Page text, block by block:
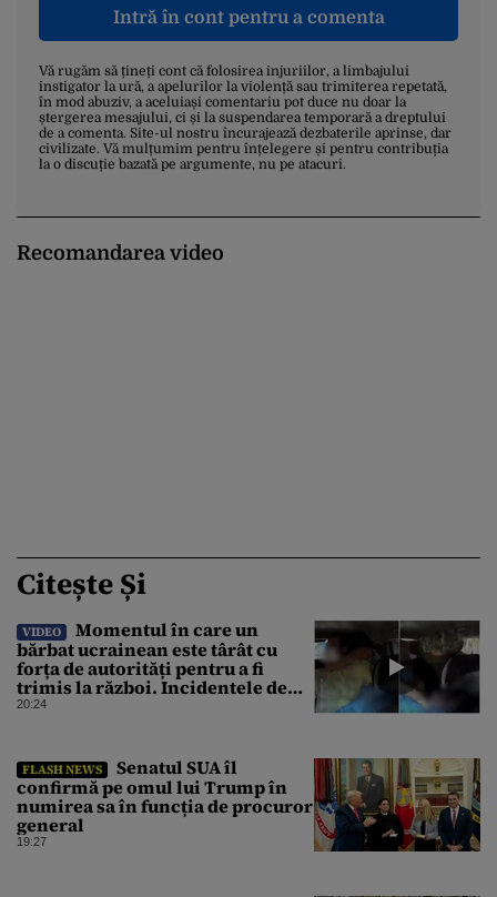
Intră în cont pentru a comenta
Vă rugăm să țineți cont că folosirea injuriilor, a limbajului
instigator la ură, a apelurilor la violență sau trimiterea repetată,
în mod abuziv, a aceluiași comentariu pot duce nu doar la
ștergerea mesajului, ci și la suspendarea temporară a dreptului
de a comenta. Site-ul nostru încurajează dezbaterile aprinse, dar
civilizate. Vă mulțumim pentru înțelegere și pentru contribuția
la o discuție bazată pe argumente, nu pe atacuri.
Recomandarea video
Citește Și
VIDEO
Momentul în care un
bărbat ucrainean este târât cu
forța de autorități pentru a fi
trimis la război. Incidentele de
acest fel sunt tot mai dese
20:24
FLASH NEWS
Senatul SUA îl
confirmă pe omul lui Trump în
numirea sa în funcția de procuror
general
19:27